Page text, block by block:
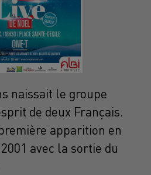
naissait le groupe
de deux Français.
apparition en
avec la sortie du